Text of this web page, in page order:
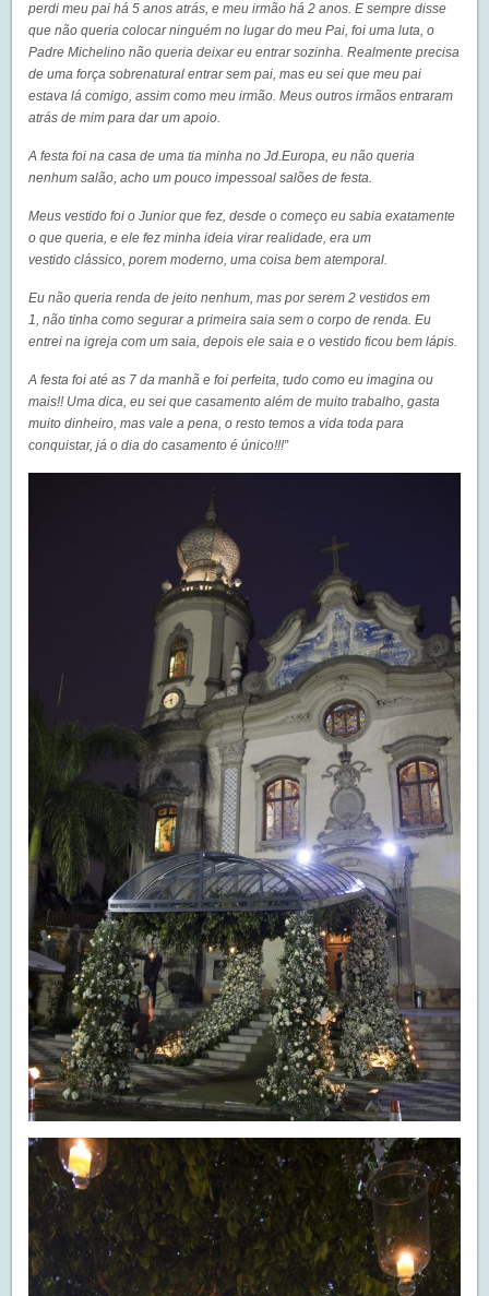
perdi meu pai há 5 anos atrás, e meu irmão há 2 anos. E sempre disse
que não queria colocar ninguém no lugar do meu Pai, foi uma luta, o
Padre Michelino não queria deixar eu entrar sozinha. Realmente precisa
de uma força sobrenatural entrar sem pai, mas eu sei que meu pai
estava lá comigo, assim como meu irmão. Meus outros irmãos entraram
atrás de mim para dar um apoio.
A festa foi na casa de uma tia minha no Jd.Europa, eu não queria
nenhum salão, acho um pouco impessoal salões de festa.
Meus vestido foi o Junior que fez, desde o começo eu sabia exatamente
o que queria, e ele fez minha ideia virar realidade, era um
vestido clássico, porem moderno, uma coisa bem atemporal.
Eu não queria renda de jeito nenhum, mas por serem 2 vestidos em
1, não tinha como segurar a primeira saia sem o corpo de renda. Eu
entrei na igreja com um saia, depois ele saia e o vestido ficou bem lápis.
A festa foi até as 7 da manhã e foi perfeita, tudo como eu imagina ou
mais!! Uma dica, eu sei que casamento além de muito trabalho, gasta
muito dinheiro, mas vale a pena, o resto temos a vida toda para
conquistar, já o dia do casamento é único!!!”